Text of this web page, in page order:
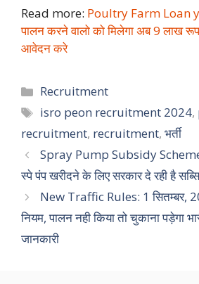
Read more: Poultry Farm Loan
पालन करने वालो को मिलेगा अब 9 लाख
आवेदन करे
Categories
Recruitment
Tags
isro peon recruitment 2024,
recruitment, recruitment, भर्ती
Spray Pump Subsidy
स्पे पंप खरीदने के लिए सरकार दे रही है
New Traffic Rules: 1 सितम्बर,
नियम, पालन नही किया तो चुकाना पड़ेगा
जानकारी